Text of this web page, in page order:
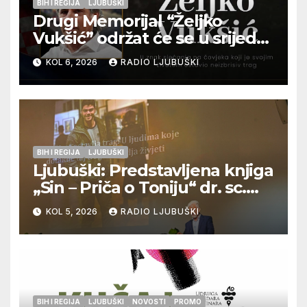
BIH I REGIJA LJUBUŠKI
Drugi Memorijal “Željko
Vukšić” održat će se u srijedu
12. kolovoza u Otoku
KOL 6, 2026 RADIO LJUBUŠKI
BIH I REGIJA LJUBUŠKI
Ljubuški: Predstavljena knjiga
„Sin – Priča o Toniju“ dr. sc.
Zdenka Hercega
KOL 5, 2026 RADIO LJUBUŠKI
BIH I REGIJA LJUBUŠKI NOVOSTI PROMO